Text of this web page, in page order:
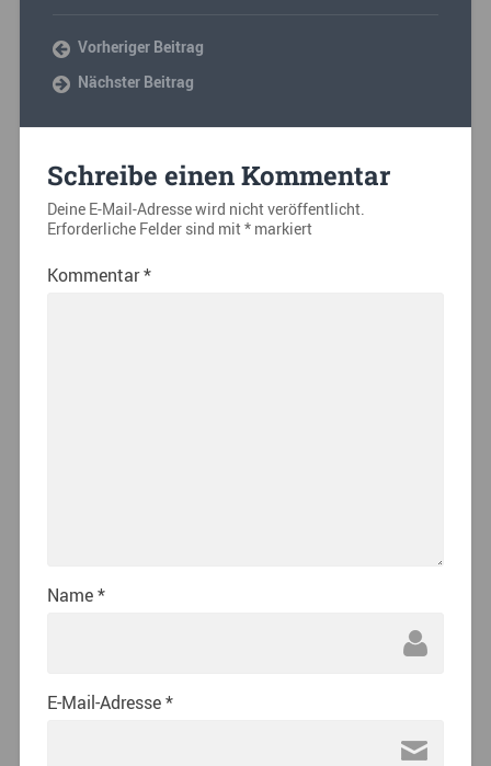
Vorheriger Beitrag
Nächster Beitrag
Schreibe einen Kommentar
Deine E-Mail-Adresse wird nicht veröffentlicht.
Erforderliche Felder sind mit*markiert
Kommentar*
Name*
E-Mail-Adresse*